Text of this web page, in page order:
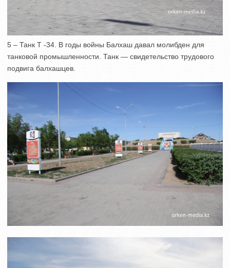
5 – Танк Т -34. В годы войны Балхаш давал молибден для
танковой промышленности. Танк — свидетельство трудового
подвига балхашцев.